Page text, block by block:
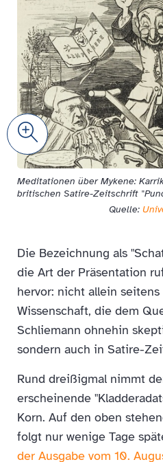
Zoom
Quelle:
Meditationen über Mykene:
britischen Satire-Zeitschrift
Die Bezeichnung als
die Art der Präsentation
hervor: nicht allein
Wissenschaft, die dem
Schliemann ohnehin
sondern auch in Satire-
Rund dreißigmal nimmt
erscheinende
Korn. Auf den oben
folgt nur wenige Tage
der Ausgabe vom 10.